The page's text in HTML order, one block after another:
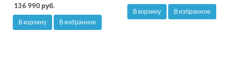
136 990 руб.
В корзину В избранное
В корзину В избранное